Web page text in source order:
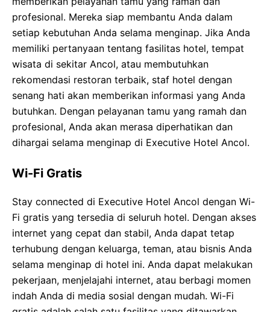
profesional. Mereka siap membantu Anda dalam
setiap kebutuhan Anda selama menginap. Jika Anda
memiliki pertanyaan tentang fasilitas hotel, tempat
wisata di sekitar Ancol, atau membutuhkan
rekomendasi restoran terbaik, staf hotel dengan
senang hati akan memberikan informasi yang Anda
butuhkan. Dengan pelayanan tamu yang ramah dan
profesional, Anda akan merasa diperhatikan dan
dihargai selama menginap di Executive Hotel Ancol.
Wi-Fi Gratis
Stay connected di Executive Hotel Ancol dengan Wi-
Fi gratis yang tersedia di seluruh hotel. Dengan akses
internet yang cepat dan stabil, Anda dapat tetap
terhubung dengan keluarga, teman, atau bisnis Anda
selama menginap di hotel ini. Anda dapat melakukan
pekerjaan, menjelajahi internet, atau berbagi momen
indah Anda di media sosial dengan mudah. Wi-Fi